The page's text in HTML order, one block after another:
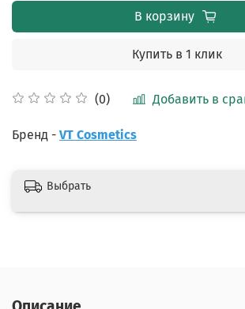
(0) Добавить в
В корзину
Купить в 1 клик
Бренд - VT Cosmetics
Выбрать